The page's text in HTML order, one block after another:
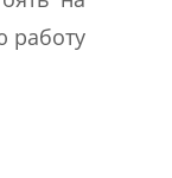
работу